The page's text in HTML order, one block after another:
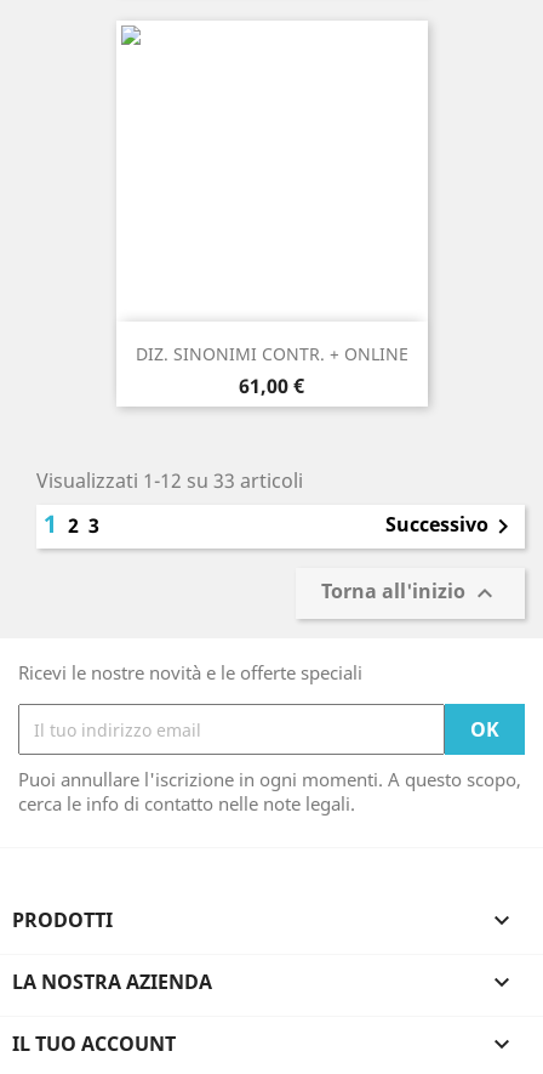
DIZ. SINONIMI CONTR. + ONLINE
Prezzo
61,00 €
Visualizzati 1-12 su 33 articoli
1 2 3 Successivo 
Torna all'inizio 
Ricevi le nostre novità e le offerte speciali
Puoi annullare l'iscrizione in ogni momenti. A questo scopo,
cerca le info di contatto nelle note legali.
PRODOTTI 
LA NOSTRA AZIENDA 
IL TUO ACCOUNT 